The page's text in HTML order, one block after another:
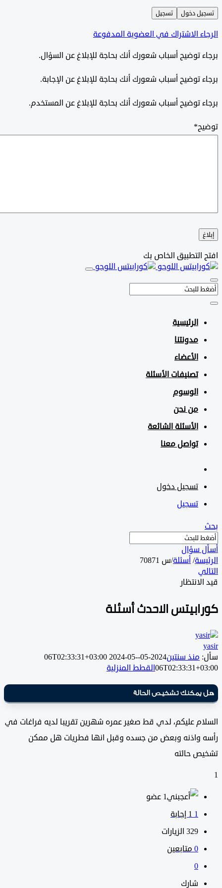
دخول تسجيل
الاشتراك في العضوية المدفوعة
توضيح أسباب شعورك أنك بحاجة للإبلاغ عن السؤال.
توضيح أسباب شعورك أنك بحاجة للإبلاغ عن الإجابة.
توضيح أسباب شعورك أنك بحاجة للإبلاغ عن المستخدم.
*
التطبيق الخاص بك
الرئيسية
مدونتنا
الأعضاء
تصنيفات الأسئلة
الوسوم
من نحن
الأسئلة الشائعة
تواصل معنا
تسجيل دخول
تسجيل
سؤال
/ أسئلة/س 70871
الاحدث أسئلة
منذ سنتين2024-05-06T02:33:31+03:00
2024-05-
القطط المنزلية
تشخيص الحالة
عليكم، لدي قط صغير عمره شهرين تقريبا لديه فراغات في
واذنه وبعض من جسده وقبل انها فطريات هل ممكن
حالته
‫1 عضو
329 الزيارات
متابعين
شارك